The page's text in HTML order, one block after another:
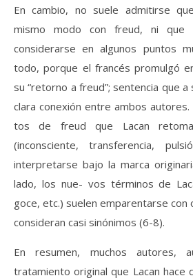
En cambio, no suele admitirse
mismo modo con freud, ni que
considerarse en algunos puntos
todo, porque el francés promulgó
su “retorno a freud”; sentencia que
clara conexión entre ambos
tos de freud que Lacan
(inconsciente, transferencia,
interpretarse bajo la marca
lado, los nue- vos términos de
goce, etc.) suelen emparentarse
consideran casi sinónimos (6-8).
En resumen, muchos autores,
tratamiento original que Lacan hace